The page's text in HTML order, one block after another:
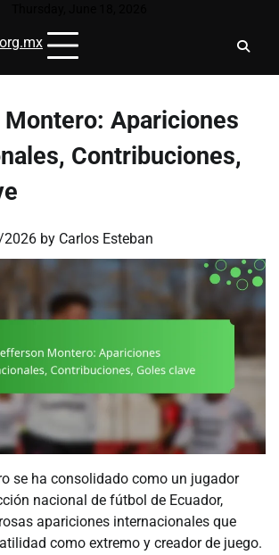
Apariciones
Contribuciones,
by Carlos Esteban
se ha consolidado como un jugador
nacional de fútbol de Ecuador,
apariciones internacionales que
como extremo y creador de juego.